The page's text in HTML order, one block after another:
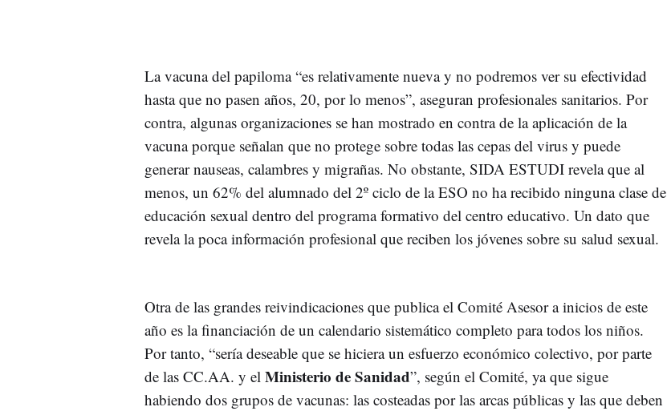
La vacuna del papiloma “es relativamente nueva y no podremos ver su efectividad
hasta que no pasen años, 20, por lo menos”, aseguran profesionales sanitarios. Por
contra, algunas organizaciones se han mostrado en contra de la aplicación de la
vacuna porque señalan que no protege sobre todas las cepas del virus y puede
generar nauseas, calambres y migrañas. No obstante, SIDA ESTUDI revela que al
menos, un 62% del alumnado del 2º ciclo de la ESO no ha recibido ninguna clase de
educación sexual dentro del programa formativo del centro educativo. Un dato que
revela la poca información profesional que reciben los jóvenes sobre su salud sexual.
Otra de las grandes reivindicaciones que publica el Comité Asesor a inicios de este
año es la financiación de un calendario sistemático completo para todos los niños.
Por tanto, “sería deseable que se hiciera un esfuerzo económico colectivo, por parte
de las CC.AA. y el Ministerio de Sanidad”, según el Comité, ya que sigue
habiendo dos grupos de vacunas: las costeadas por las arcas públicas y las que deben